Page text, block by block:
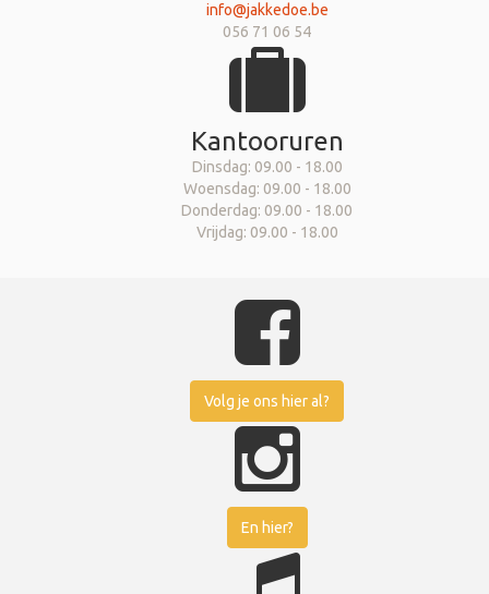
info@jakkedoe.be
056 71 06 54
Kantooruren
Dinsdag: 09.00 - 18.00
Woensdag: 09.00 - 18.00
Donderdag: 09.00 - 18.00
Vrijdag: 09.00 - 18.00
Volg je ons hier al?
En hier?